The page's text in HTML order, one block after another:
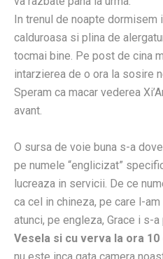
In trenul de noapte
calduroasa si plina de
tocmai bine. Pe post de cina
intarzierea de o ora la sosire
Speram ca macar vederea
avant.
O sursa de voie buna s-a
pe numele “englicizat”
lucreaza in servicii. De ce
ca cel in chineza, pe care l-
atunci, pe engleza, Grace i s-
Vesela si cu verva la ora 10